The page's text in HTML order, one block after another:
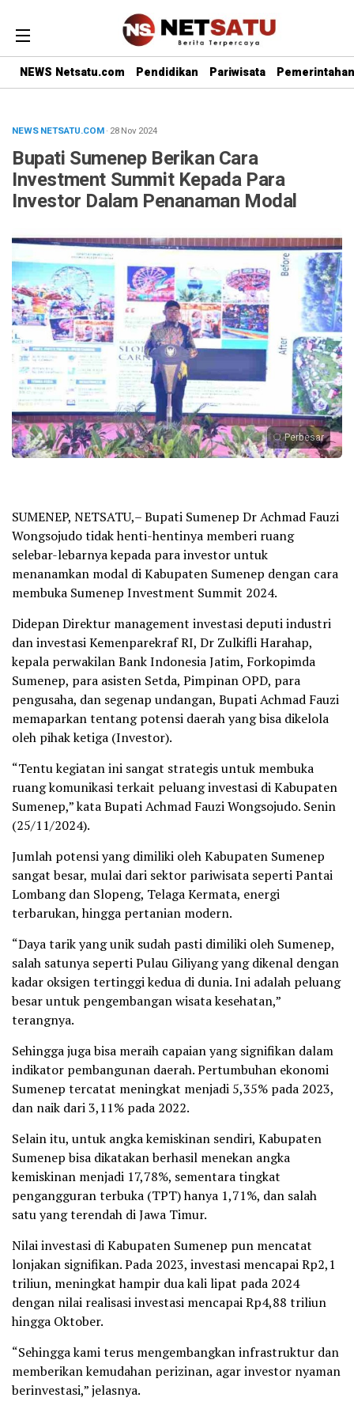
NEWS Netsatu.com Pendidikan Pariwisata Pemerintahan
NEWS NETSATU.COM· 28 Nov 2024
Bupati Sumenep Berikan Cara
Investment Summit Kepada Para
Investor Dalam Penanaman Modal
Perbesar
SUMENEP, NETSATU,– Bupati Sumenep Dr Achmad Fauzi
Wongsojudo tidak henti-hentinya memberi ruang
selebar-lebarnya kepada para investor untuk
menanamkan modal di Kabupaten Sumenep dengan cara
membuka Sumenep Investment Summit 2024.
Didepan Direktur management investasi deputi industri
dan investasi Kemenparekraf RI, Dr Zulkifli Harahap,
kepala perwakilan Bank Indonesia Jatim, Forkopimda
Sumenep, para asisten Setda, Pimpinan OPD, para
pengusaha, dan segenap undangan, Bupati Achmad Fauzi
memaparkan tentang potensi daerah yang bisa dikelola
oleh pihak ketiga (Investor).
“Tentu kegiatan ini sangat strategis untuk membuka
ruang komunikasi terkait peluang investasi di Kabupaten
Sumenep,” kata Bupati Achmad Fauzi Wongsojudo. Senin
(25/11/2024).
Jumlah potensi yang dimiliki oleh Kabupaten Sumenep
sangat besar, mulai dari sektor pariwisata seperti Pantai
Lombang dan Slopeng, Telaga Kermata, energi
terbarukan, hingga pertanian modern.
“Daya tarik yang unik sudah pasti dimiliki oleh Sumenep,
salah satunya seperti Pulau Giliyang yang dikenal dengan
kadar oksigen tertinggi kedua di dunia. Ini adalah peluang
besar untuk pengembangan wisata kesehatan,”
terangnya.
Sehingga juga bisa meraih capaian yang signifikan dalam
indikator pembangunan daerah. Pertumbuhan ekonomi
Sumenep tercatat meningkat menjadi 5,35% pada 2023,
dan naik dari 3,11% pada 2022.
Selain itu, untuk angka kemiskinan sendiri, Kabupaten
Sumenep bisa dikatakan berhasil menekan angka
kemiskinan menjadi 17,78%, sementara tingkat
pengangguran terbuka (TPT) hanya 1,71%, dan salah
satu yang terendah di Jawa Timur.
Nilai investasi di Kabupaten Sumenep pun mencatat
lonjakan signifikan. Pada 2023, investasi mencapai Rp2,1
triliun, meningkat hampir dua kali lipat pada 2024
dengan nilai realisasi investasi mencapai Rp4,88 triliun
hingga Oktober.
“Sehingga kami terus mengembangkan infrastruktur dan
memberikan kemudahan perizinan, agar investor nyaman
berinvestasi,” jelasnya.